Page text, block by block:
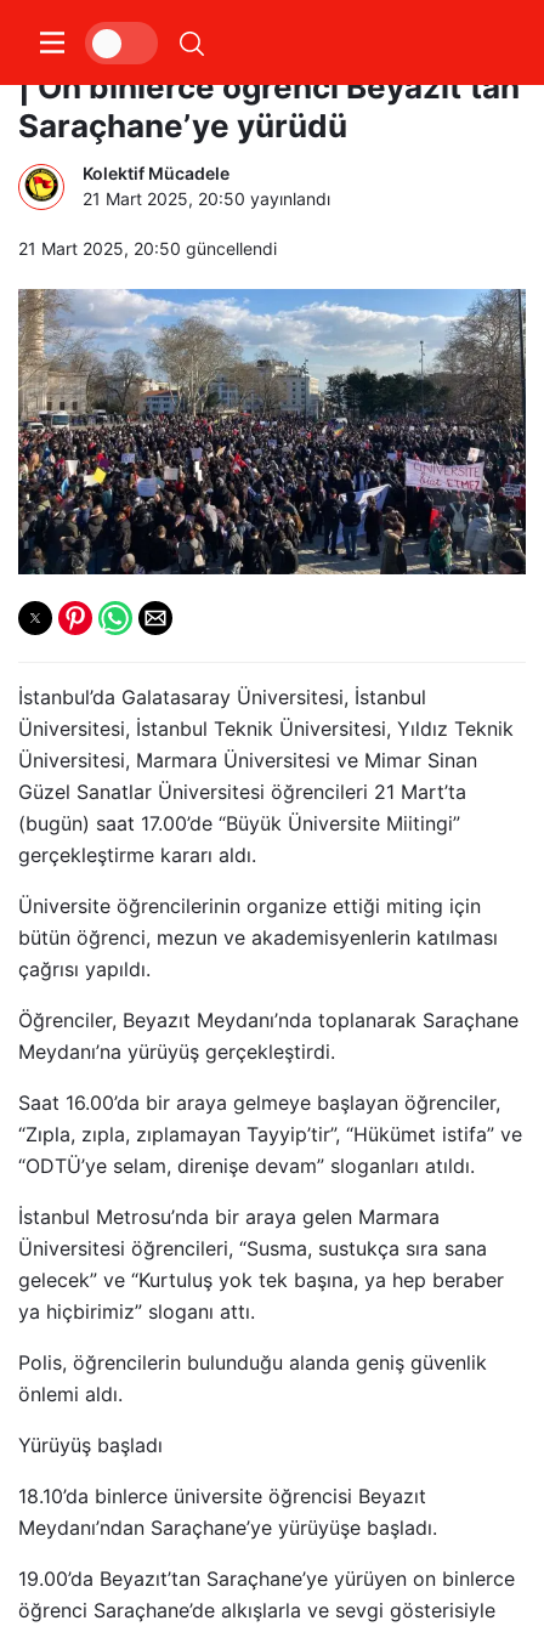
Büyük Üniversite Mitingi başladı
| On binlerce öğrenci Beyazıt’tan
Saraçhane’ye yürüdü
Kolektif Mücadele
21 Mart 2025, 20:50 yayınlandı
21 Mart 2025, 20:50 güncellendi
İstanbul’da Galatasaray Üniversitesi, İstanbul
Üniversitesi, İstanbul Teknik Üniversitesi, Yıldız Teknik
Üniversitesi, Marmara Üniversitesi ve Mimar Sinan
Güzel Sanatlar Üniversitesi öğrencileri 21 Mart’ta
(bugün) saat 17.00’de “Büyük Üniversite Miitingi”
gerçekleştirme kararı aldı.
Üniversite öğrencilerinin organize ettiği miting için
bütün öğrenci, mezun ve akademisyenlerin katılması
çağrısı yapıldı.
Öğrenciler, Beyazıt Meydanı’nda toplanarak Saraçhane
Meydanı’na yürüyüş gerçekleştirdi.
Saat 16.00’da bir araya gelmeye başlayan öğrenciler,
“Zıpla, zıpla, zıplamayan Tayyip’tir”, “Hükümet istifa” ve
“ODTÜ’ye selam, direnişe devam” sloganları atıldı.
İstanbul Metrosu’nda bir araya gelen Marmara
Üniversitesi öğrencileri, “Susma, sustukça sıra sana
gelecek” ve “Kurtuluş yok tek başına, ya hep beraber
ya hiçbirimiz” sloganı attı.
Polis, öğrencilerin bulunduğu alanda geniş güvenlik
önlemi aldı.
Yürüyüş başladı
18.10’da binlerce üniversite öğrencisi Beyazıt
Meydanı’ndan Saraçhane’ye yürüyüşe başladı.
19.00’da Beyazıt’tan Saraçhane’ye yürüyen on binlerce
öğrenci Saraçhane’de alkışlarla ve sevgi gösterisiyle